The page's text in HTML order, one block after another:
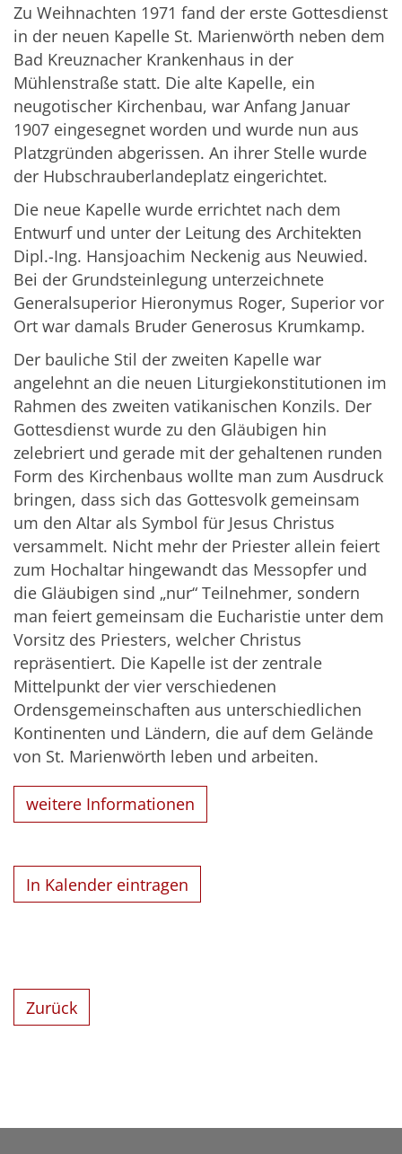
Zu Weihnachten 1971 fand der erste Gottesdienst
in der neuen Kapelle St. Marienwörth neben dem
Bad Kreuznacher Krankenhaus in der
Mühlenstraße statt. Die alte Kapelle, ein
neugotischer Kirchenbau, war Anfang Januar
1907 eingesegnet worden und wurde nun aus
Platzgründen abgerissen. An ihrer Stelle wurde
der Hubschrauberlandeplatz eingerichtet.
Die neue Kapelle wurde errichtet nach dem
Entwurf und unter der Leitung des Architekten
Dipl.-Ing. Hansjoachim Neckenig aus Neuwied.
Bei der Grundsteinlegung unterzeichnete
Generalsuperior Hieronymus Roger, Superior vor
Ort war damals Bruder Generosus Krumkamp.
Der bauliche Stil der zweiten Kapelle war
angelehnt an die neuen Liturgiekonstitutionen im
Rahmen des zweiten vatikanischen Konzils. Der
Gottesdienst wurde zu den Gläubigen hin
zelebriert und gerade mit der gehaltenen runden
Form des Kirchenbaus wollte man zum Ausdruck
bringen, dass sich das Gottesvolk gemeinsam
um den Altar als Symbol für Jesus Christus
versammelt. Nicht mehr der Priester allein feiert
zum Hochaltar hingewandt das Messopfer und
die Gläubigen sind „nur“ Teilnehmer, sondern
man feiert gemeinsam die Eucharistie unter dem
Vorsitz des Priesters, welcher Christus
repräsentiert. Die Kapelle ist der zentrale
Mittelpunkt der vier verschiedenen
Ordensgemeinschaften aus unterschiedlichen
Kontinenten und Ländern, die auf dem Gelände
von St. Marienwörth leben und arbeiten.
weitere Informationen
In Kalender eintragen
Zurück